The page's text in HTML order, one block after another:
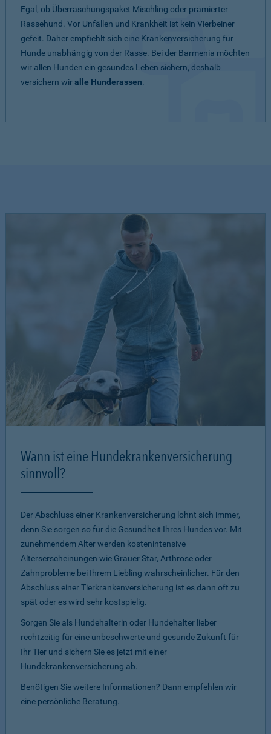
Egal, ob Überraschungspaket Mischling oder prämierter
Rassehund. Vor Unfällen und Krankheit ist kein Vierbeiner
gefeit. Daher empfiehlt sich eine Krankenversicherung für
Hunde unabhängig von der Rasse. Bei der Barmenia möchten
wir allen Hunden ein gesundes Leben sichern, deshalb
versichern wiralle Hunderassen.
Wann ist eine Hundekrankenversicherung
sinnvoll?
Der Abschluss einer Krankenversicherung lohnt sich immer,
denn Sie sorgen so für die Gesundheit Ihres Hundes vor. Mit
zunehmendem Alter werden kostenintensive
Alterserscheinungen wie Grauer Star, Arthrose oder
Zahnprobleme bei Ihrem Liebling wahrscheinlicher. Für den
Abschluss einer Tierkrankenversicherung ist es dann oft zu
spät oder es wird sehr kostspielig.
Sorgen Sie als Hundehalterin oder Hundehalter lieber
rechtzeitig für eine unbeschwerte und gesunde Zukunft für
Ihr Tier und sichern Sie es jetzt mit einer
Hundekrankenversicherung ab.
Benötigen Sie weitere Informationen? Dann empfehlen wir
eine persönliche Beratung.